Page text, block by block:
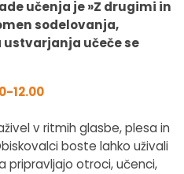
učenja je »Z drugimi in
sodelovanja,
učeče se
12.00
v ritmih glasbe, plesa in
boste lahko uživali
pripravljajo otroci, učenci,